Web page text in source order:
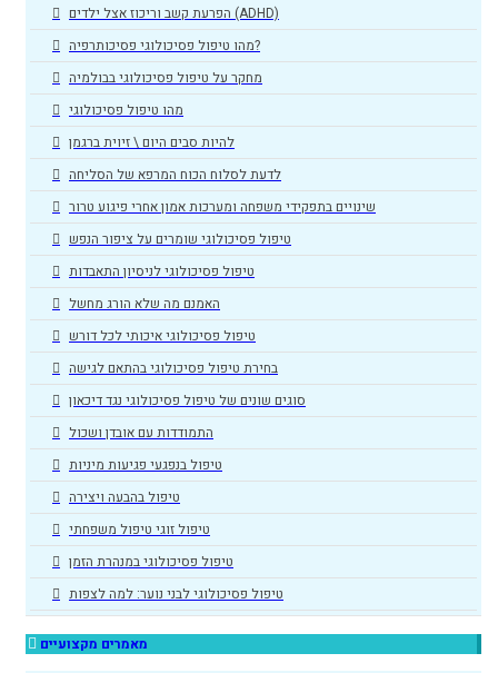
הפרעת קשב וריכוז אצל ילדים (ADHD)
מהו טיפול פסיכולוגי פסיכותרפיה?
מחקר על טיפול פסיכולוגי בבולמיה
מהו טיפול פסיכולוגי
להיות סבים היום \ זיוית ברגמן
לדעת לסלוח הכוח המרפא של הסליחה
שינויים בתפקידי משפחה ומערכות אמון אחרי פיגוע טרור
טיפול פסיכולוגי שומרים על ציפור הנפש
טיפול פסיכולוגי לניסיון התאבדות
האמנם מה שלא הורג מחשל
טיפול פסיכולוגי איכותי לכל דורש
בחירת טיפול פסיכולוגי בהתאם לגישה
סוגים שונים של טיפול פסיכולוגי נגד דיכאון
התמודדות עם אובדן ושכול
טיפול בנפגעי פגיעות מיניות
טיפול בהבעה ויצירה
טיפול זוגי טיפול משפחתי
טיפול פסיכולוגי במנהרת הזמן
טיפול פסיכולוגי לבני נוער: למה לצפות
מאמרים מקצועיים